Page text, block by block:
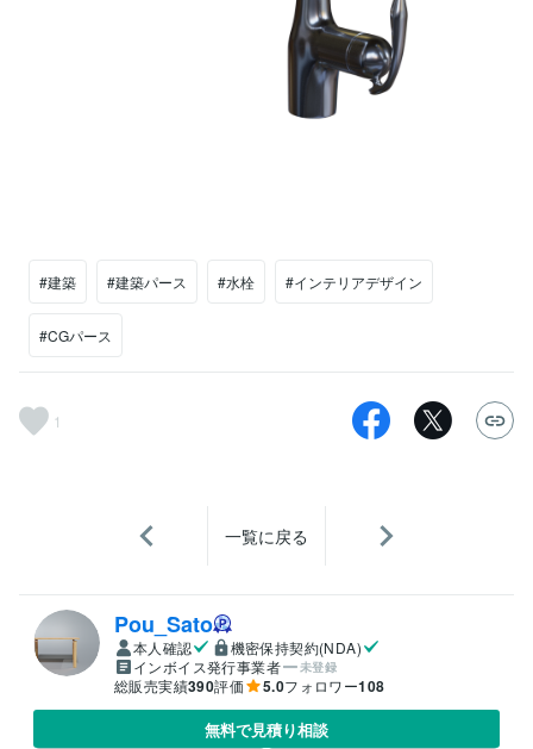
#建築 #建築パース #水栓 #インテリアデザイン
#CGパース
1
一覧に戻る
Pou_Sato
本人確認
機密保持契約(NDA)
インボイス発行事業者
未登録
総販売実績390評価 5.0フォロワー108
無料で見積り相談